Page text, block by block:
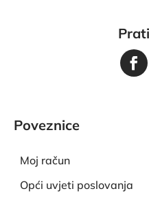
Poveznice
Moj račun
Opći uvjeti poslovanja